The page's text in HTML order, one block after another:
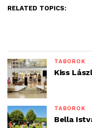
RELATED TOPICS:
TÁBOROK
Kiss
TÁBOROK
Bella